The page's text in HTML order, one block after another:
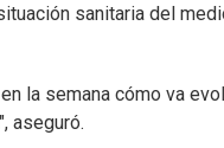
sanitaria del
la semana cómo va
aseguró.